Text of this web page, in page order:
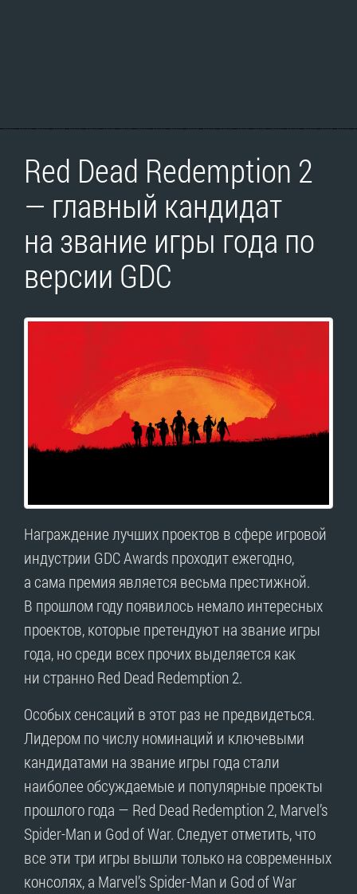
Red Dead Redemption 2
— главный кандидат
на звание игры года по
версии GDC
Награждение лучших проектов в сфере игровой
индустрии GDC Awards проходит ежегодно,
а сама премия является весьма престижной.
В прошлом году появилось немало интересных
проектов, которые претендуют на звание игры
года, но среди всех прочих выделяется как
ни странно Red Dead Redemption 2.
Особых сенсаций в этот раз не предвидеться.
Лидером по числу номинаций и ключевыми
кандидатами на звание игры года стали
наиболее обсуждаемые и популярные проекты
прошлого года — Red Dead Redemption 2, Marvel’s
Spider-Man и God of War. Следует отметить, что
все эти три игры вышли только на современных
консолях, а Marvel’s Spider-Man и God of War